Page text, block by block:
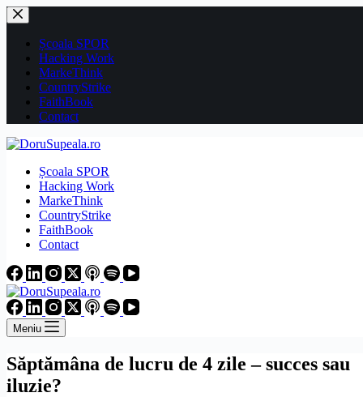
Sari
la
conținutȘcoala SPOR
Hacking Work
MarkeThink
CountryStrike
FaithBook
Contact
Școala SPOR
Hacking Work
MarkeThink
CountryStrike
FaithBook
Contact
Meniu
Săptămâna de lucru de 4 zile – succes sau
iluzie?